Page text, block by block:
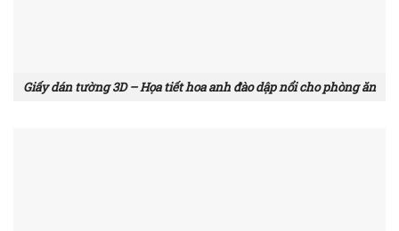
Giấy dán tường 3D – Họa tiết hoa anh đào dập nổi cho phòng ăn